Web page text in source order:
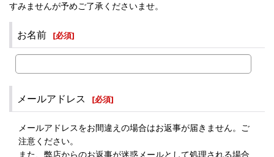
すみませんが予めご了承くださいませ。
お名前 [必須]
メールアドレス [必須]
メールアドレスをお間違えの場合はお返事が届きません。ご
注意ください。
また、弊店からのお返事が迷惑メールとして処理される場合